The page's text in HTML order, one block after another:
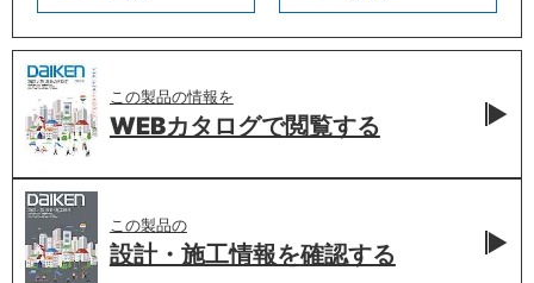
この製品の情報を
WEBカタログで閲覧する
この製品の
設計・施工情報を確認する